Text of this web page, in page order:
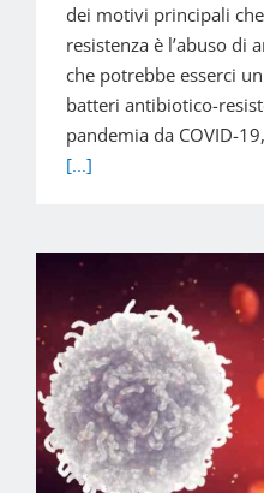
dei motivi principali
resistenza è l’abuso di
che potrebbe esserci
batteri antibiotico-
pandemia da COVID-
[...]